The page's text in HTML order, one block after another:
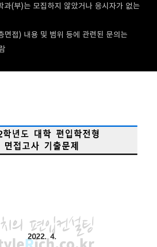
과(부)는 모집하지 않았거나 응시자가 없는
면접) 내용 및 범위 등에 관련된 문의는